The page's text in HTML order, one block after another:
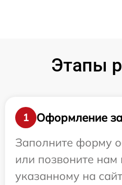
Этапы
1
Оформление
Заполните форму
или позвоните нам
указанному на